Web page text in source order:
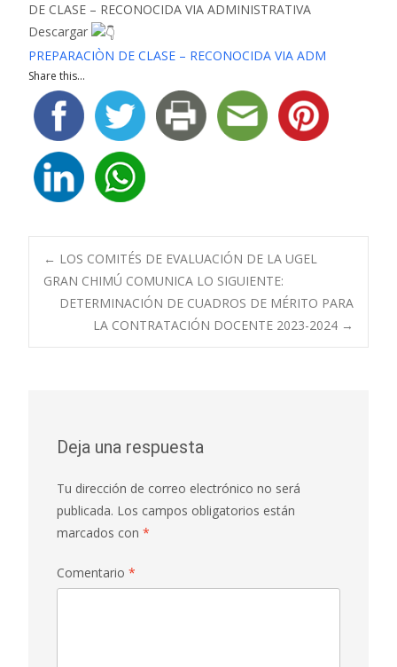
DE CLASE – RECONOCIDA VIA ADMINISTRATIVA
Descargar
PREPARACIÒN DE CLASE – RECONOCIDA VIA ADM
Share this...
Navegación
← LOS COMITÉS DE EVALUACIÓN DE LA UGEL
GRAN CHIMÚ COMUNICA LO SIGUIENTE:
DETERMINACIÓN DE CUADROS DE MÉRITO PARA
LA CONTRATACIÓN DOCENTE 2023-2024 →
Deja una respuesta
Tu dirección de correo electrónico no será
publicada. Los campos obligatorios están
marcados con *
Comentario *